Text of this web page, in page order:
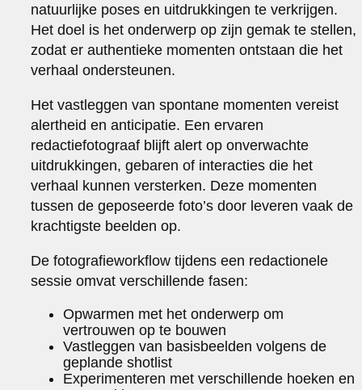
natuurlijke poses en uitdrukkingen te verkrijgen.
Het doel is het onderwerp op zijn gemak te stellen,
zodat er authentieke momenten ontstaan die het
verhaal ondersteunen.
Het vastleggen van spontane momenten vereist
alertheid en anticipatie. Een ervaren
redactiefotograaf blijft alert op onverwachte
uitdrukkingen, gebaren of interacties die het
verhaal kunnen versterken. Deze momenten
tussen de geposeerde foto’s door leveren vaak de
krachtigste beelden op.
De fotografieworkflow tijdens een redactionele
sessie omvat verschillende fasen:
Opwarmen met het onderwerp om
vertrouwen op te bouwen
Vastleggen van basisbeelden volgens de
geplande shotlist
Experimenteren met verschillende hoeken en